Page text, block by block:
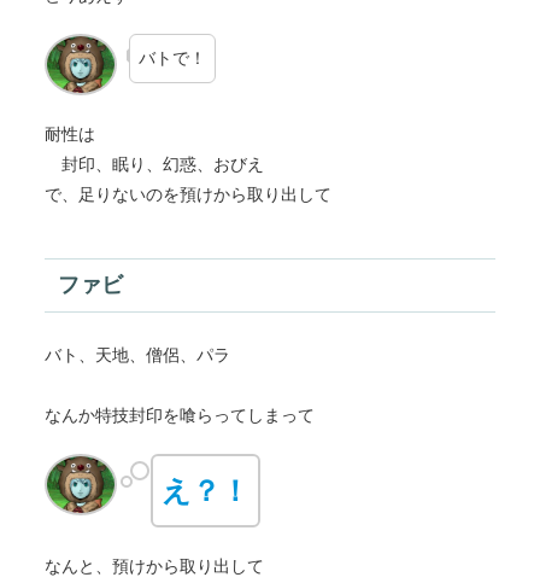
バトで！
耐性は
封印、眠り、幻惑、おびえ
で、足りないのを預けから取り出して
ファビ
バト、天地、僧侶、パラ
なんか特技封印を喰らってしまって
え？！
なんと、預けから取り出して